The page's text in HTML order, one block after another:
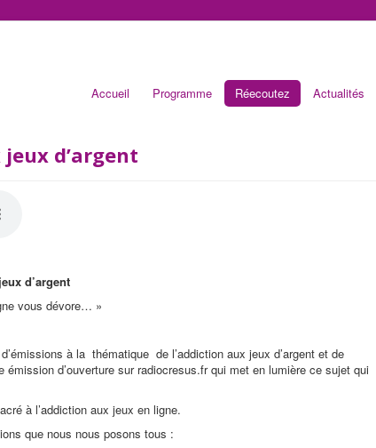
Accueil Programme Réecoutez Actualités
d’argent
d’argent
vous dévore… »
à la thématique de l’addiction aux jeux d’argent et de
d’ouverture sur radiocresus.fr qui met en lumière ce sujet qui
à l’addiction aux jeux en ligne.
que nous nous posons tous :